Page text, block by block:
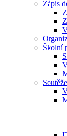
Zápis
Školní
Soutěže